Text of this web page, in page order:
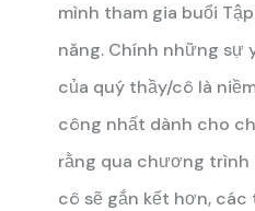
mình tham gia buổi
năng. Chính những sự
của quý thầy/cô là
công nhất dành cho
rằng qua chương trình
cô sẽ gắn kết hơn,